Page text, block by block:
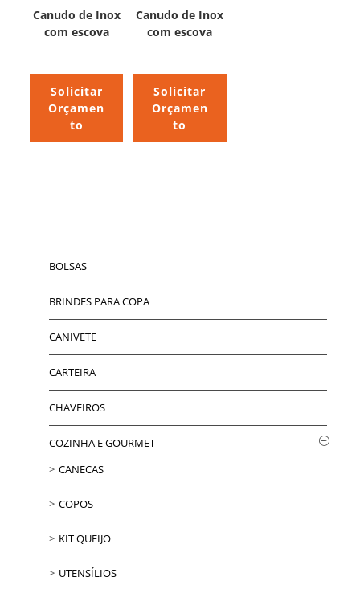
Canudo de Inox
com escova
Solicitar
Orçamen
to
Canudo de Inox
com escova
Solicitar
Orçamen
to
BOLSAS
BRINDES PARA COPA
CANIVETE
CARTEIRA
CHAVEIROS
COZINHA E GOURMET
CANECAS
COPOS
KIT QUEIJO
UTENSÍLIOS